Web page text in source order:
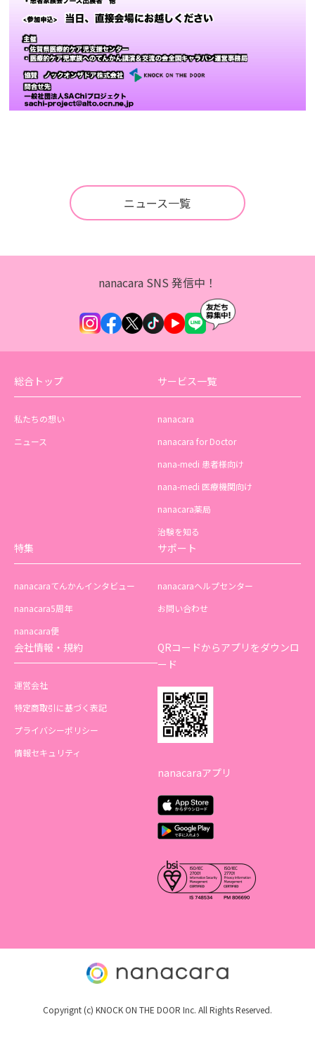
ニュース一覧
nanacara SNS 発信中！
総合トップ
私たちの想い
ニュース
サービス一覧
nanacara
nanacara for Doctor
nana-medi 患者様向け
nana-medi 医療機関向け
nanacara薬局
治験を知る
特集
nanacaraてんかんインタビュー
nanacara5周年
nanacara便
サポート
nanacaraヘルプセンター
お問い合わせ
会社情報・規約
運営会社
特定商取引に基づく表記
プライバシーポリシー
情報セキュリティ
QRコードからアプリをダウンロ
ード
nanacaraアプリ
Copyrignt (c) KNOCK ON THE DOOR Inc. All Rights Reserved.